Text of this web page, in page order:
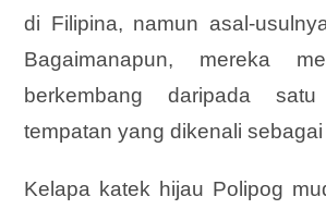
di Filipina, namun asal-
Bagaimanapun, mereka
berkembang daripada
tempatan yang dikenali
Kelapa katek hijau Polipog